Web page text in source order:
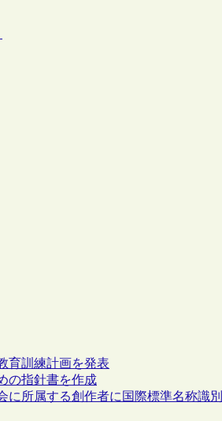
育訓練計画を発表
の指針書を作成
所属する創作者に国際標準名称識別